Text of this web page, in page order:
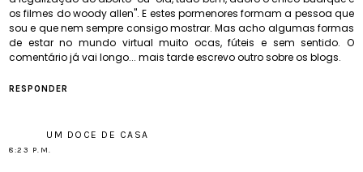
os filmes do woody allen". E estes pormenores formam a pessoa que
sou e que nem sempre consigo mostrar. Mas acho algumas formas
de estar no mundo virtual muito ocas, fúteis e sem sentido. O
comentário já vai longo... mais tarde escrevo outro sobre os blogs.
RESPONDER
UM DOCE DE CASA
8:23 P.M.